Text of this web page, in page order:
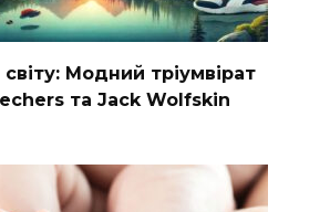
Модний тріумвірат
та Jack Wolfskin